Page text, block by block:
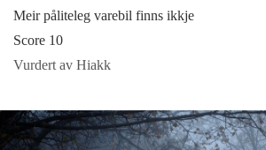
Meir påliteleg varebil finns ikkje
Score 10
Vurdert av Hiakk